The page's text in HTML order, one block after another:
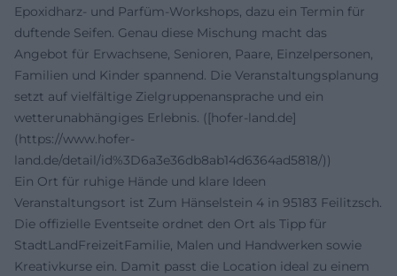
Epoxidharz- und Parfüm-Workshops, dazu ein Termin für
duftende Seifen. Genau diese Mischung macht das
Angebot für Erwachsene, Senioren, Paare, Einzelpersonen,
Familien und Kinder spannend. Die Veranstaltungsplanung
setzt auf vielfältige Zielgruppenansprache und ein
wetterunabhängiges Erlebnis. ([hofer-land.de]
(https://www.hofer-
land.de/detail/id%3D6a3e36db8ab14d6364ad5818/))
Ein Ort für ruhige Hände und klare Ideen
Veranstaltungsort ist Zum Hänselstein 4 in 95183 Feilitzsch.
Die offizielle Eventseite ordnet den Ort als Tipp für
StadtLandFreizeitFamilie, Malen und Handwerken sowie
Kreativkurse ein. Damit passt die Location ideal zu einem